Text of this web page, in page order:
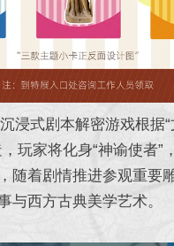
浸式剧本解密游戏根据“
玩家将化身“神谕使者”
随着剧情推进参观重要
与西方古典美学艺术。